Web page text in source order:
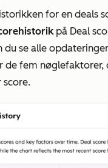
for en deals
på Deal
du se alle
de fem nøglefaktorer,
score.